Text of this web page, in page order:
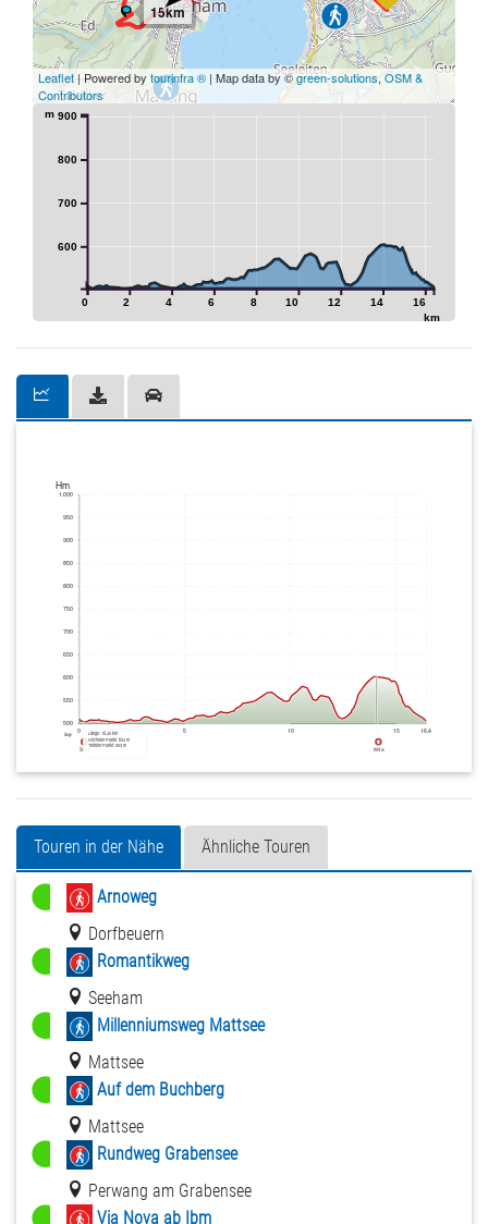
15km
Leaflet | Powered by tourinfra ® | Map data by ©green-solutions,OSM &
Contributors
0 2 4 6 8 10 12 14 16
km
600
700
800
900
m
Touren in der Nähe Ähnliche Touren
Arnoweg
Dorfbeuern
Romantikweg
Seeham
Millenniumsweg Mattsee
Mattsee
Auf dem Buchberg
Mattsee
Rundweg Grabensee
Perwang am Grabensee
Via Nova ab Ibm